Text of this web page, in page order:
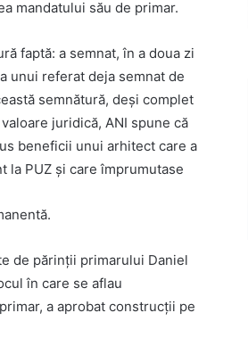
mandatului său de primar.
faptă: a semnat, în a doua zi
unui referat deja semnat de
semnătură, deși complet
juridică, ANI spune că
beneficii unui arhitect care a
la PUZ și care împrumutase
de părinții primarului Daniel
în care se aflau
a aprobat construcții pe